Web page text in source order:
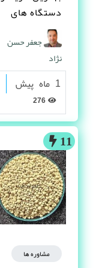
دستگاه های
دست دوم
صنعتی کیست ؟
جعفر حسن
نژاد
1 ماه پیش
11
مشاوره ها